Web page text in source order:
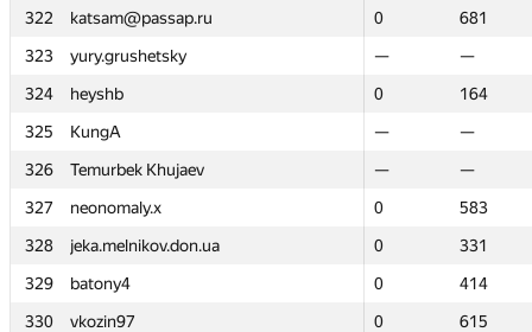
322
katsam@passap.ru 0
681
323
yury.grushetsky —
—
324
heyshb 0
164
325
KungA —
—
326
Temurbek Khujaev —
—
327
neonomaly.x 0
583
328
jeka.melnikov.don.ua 0
331
329
batony4 0
414
330
vkozin97 0
615
322
katsam@passap.ru 0
681
323
yury.grushetsky —
—
324
heyshb 0
164
325
KungA —
—
326
Temurbek Khujaev —
—
327
neonomaly.x 0
583
328
jeka.melnikov.don.ua 0
331
329
batony4 0
414
330
vkozin97 0
615